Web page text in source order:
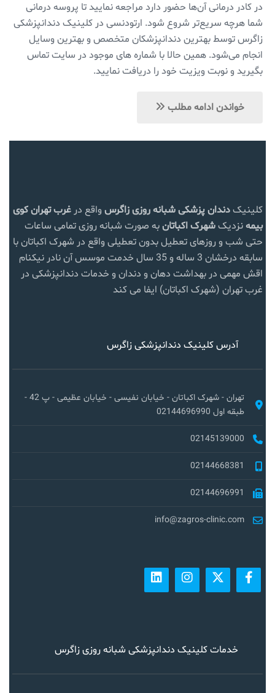
در کادر درمانی آن‌ها حضور دارد مراجعه نمایید تا پروسه درمانی
شما هرچه سریع‌تر شروع شود. ارتودنسی در کلینیک دندانپزشکی
زاگرس توسط بهترین دندانپزشکان متخصص و بهترین وسایل
انجام می‌شود. همین حالا با شماره های موجود در سایت تماس
بگیرید و نوبت ویزیت خود را دریافت نمایید.
خواندن ادامه مطلب
کلینیکدندان پزشکی شبانه روزی زاگرس واقع در غرب تهرانکوی
بیمهنزدیکشهرک اکباتانبه صورت شبانه روزی تمامی ساعات
حتی شب و روزهای تعطیل بدون تعطیلی واقع در شهرک اکباتان با
سابقه درخشان 3 ساله و 35 سال خدمت موسس آن نادر نیکنام
اقش مهمی در بهداشت دهان و دندان و خدمات دندانپزشکی در
غرب تهران (شهرک اکباتان) ایفا می کند
آدرس کلینیک دندانپزشکی زاگرس
تهران - شهرک اکباتان - خیابان نفیسی - خیابان عظیمی - پ 42 -
طبقه اول 02144696990
02145139000
02144668381
02144696991
info@zagros-clinic.com
خدمات کلینیک دندانپزشکی شبانه روزی زاگرس